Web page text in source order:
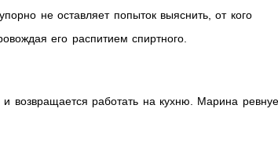
не оставляет попыток выяснить, от кого
его распитием спиртного.
возвращается работать на кухню. Марина